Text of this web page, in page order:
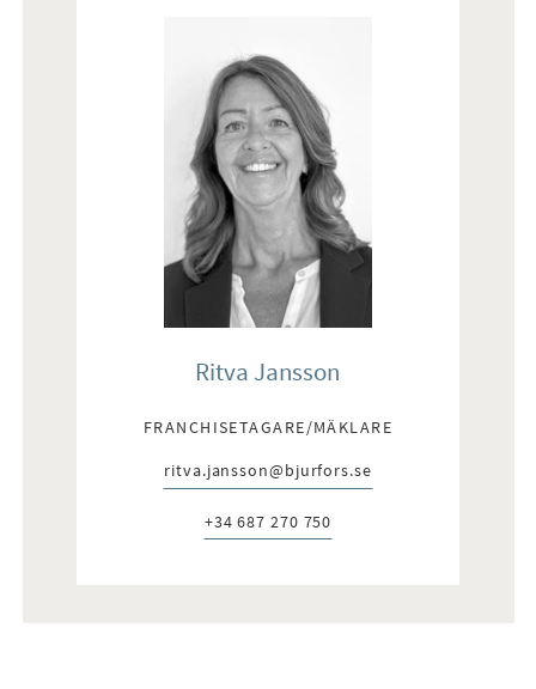
Ritva Jansson
FRANCHISETAGARE/MÄKLARE
E-post:
ritva.jansson@bjurfors.se
Telefon:
+34 687 270 750